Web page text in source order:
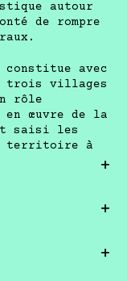
autour
de rompre
constitue avec
trois villages
rôle
œuvre de la
saisi les
territoire à
+
fondateur
résolument
+
+